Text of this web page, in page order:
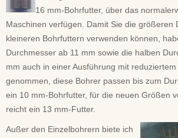
16 mm-Bohrfutter, über das
Maschinen verfügen. Damit Sie die größeren
kleineren Bohrfuttern verwenden können,
Durchmesser ab 11 mm sowie die halben
mm auch in einer Ausführung mit
genommen, diese Bohrer passen bis zum
ein 10 mm-Bohrfutter, für die neuen Größen
reicht ein 13 mm-Futter.
Außer den Einzelbohrern biete ich